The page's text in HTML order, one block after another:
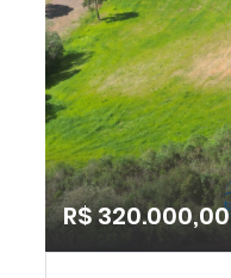
R$ 320.000,00